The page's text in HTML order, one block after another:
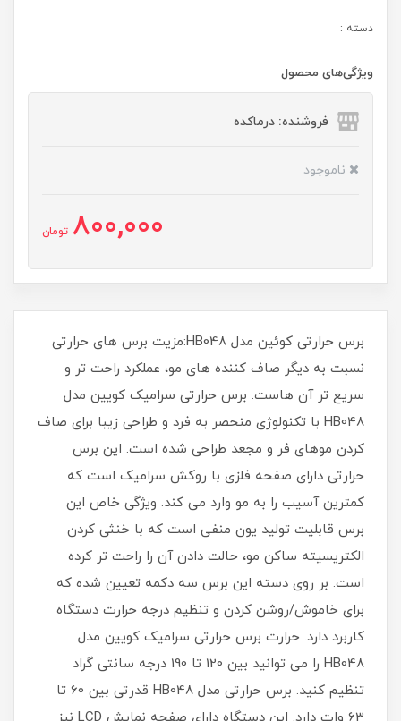
دسته :
ویژگی‌های محصول
فروشنده: درماکده
ناموجود
800,000 تومان
برس حرارتی کوئین مدل HB048:مزیت برس های حرارتی
نسبت به دیگر صاف کننده های مو، عملکرد راحت تر و
سریع تر آن هاست. برس حرارتی سرامیک کویین مدل
HB048 با تکنولوژی منحصر به فرد و طراحی زیبا برای صاف
کردن موهای فر و مجعد طراحی شده است. این برس
حرارتی دارای صفحه فلزی با روکش سرامیک است که
کمترین آسیب را به مو وارد می کند. ویژگی خاص این
برس قابلیت تولید یون منفی است که با خنثی کردن
الکتریسیته ساکن مو، حالت دادن آن را راحت تر کرده
است. بر روی دسته این برس سه دکمه تعیین شده که
برای خاموش/روشن کردن و تنظیم درجه حرارت دستگاه
کاربرد دارد. حرارت برس حرارتی سرامیک کویین مدل
HB048 را می توانید بین 120 تا 190 درجه سانتی گراد
تنظیم کنید. برس حرارتی مدل HB048 قدرتی بین 60 تا